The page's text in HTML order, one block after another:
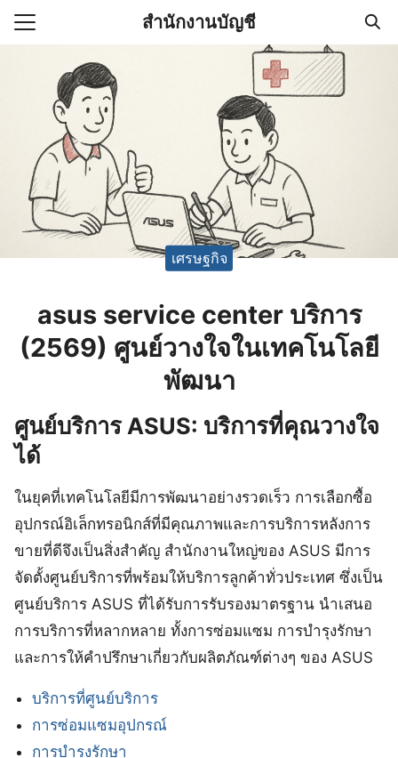
Skip
สำนักงานบัญชี
(ไม่มีชื่อ)
านบัญชี (Accounting
ช่วยสำคัญในการบริหาร
เศรษฐกิจ
asus service center บริการ
(2569) ศูนย์วางใจในเทคโนโลยี
พัฒนา
ศูนย์บริการ ASUS: บริการที่คุณวางใจ
ได้
ในยุคที่เทคโนโลยีมีการพัฒนาอย่างรวดเร็ว การเลือกซื้อ
อุปกรณ์อิเล็กทรอนิกส์ที่มีคุณภาพและการบริการหลังการ
ขายที่ดีจึงเป็นสิ่งสำคัญ สำนักงานใหญ่ของ ASUS มีการ
จัดตั้งศูนย์บริการที่พร้อมให้บริการลูกค้าทั่วประเทศ ซึ่งเป็น
ศูนย์บริการ ASUS ที่ได้รับการรับรองมาตรฐาน นำเสนอ
การบริการที่หลากหลาย ทั้งการซ่อมแซม การบำรุงรักษา
และการให้คำปรึกษาเกี่ยวกับผลิตภัณฑ์ต่างๆ ของ ASUS
บริการที่ศูนย์บริการ
การซ่อมแซมอุปกรณ์
การบำรุงรักษา